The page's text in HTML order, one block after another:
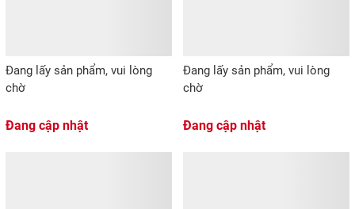
Đang lấy sản phẩm, vui lòng
chờ
Đang cập nhật
Đang lấy sản phẩm, vui lòng
chờ
Đang cập nhật